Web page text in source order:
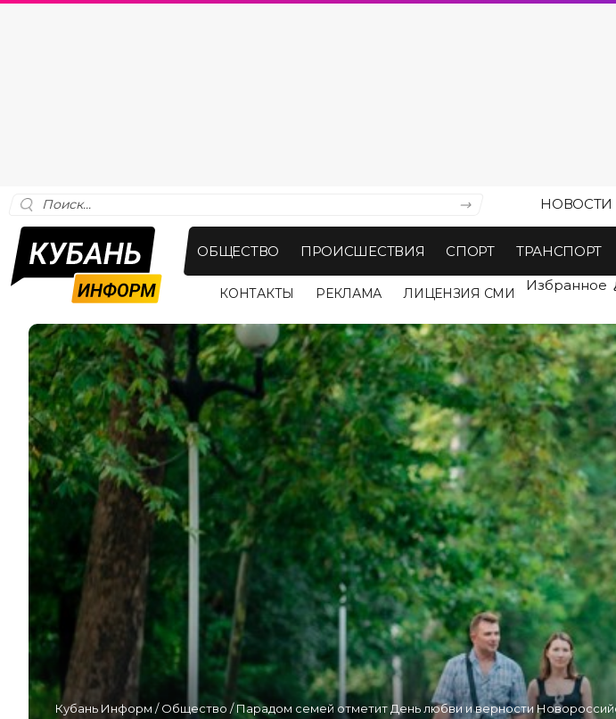
НОВОСТИ
ОБЩЕСТВО ПРОИСШЕСТВИЯ СПОРТ ТРАНСПОРТ
КОНТАКТЫ РЕКЛАМА ЛИЦЕНЗИЯ СМИ Избранное
Кубань Информ /Общество /Парадом семей отметит День любви и верности